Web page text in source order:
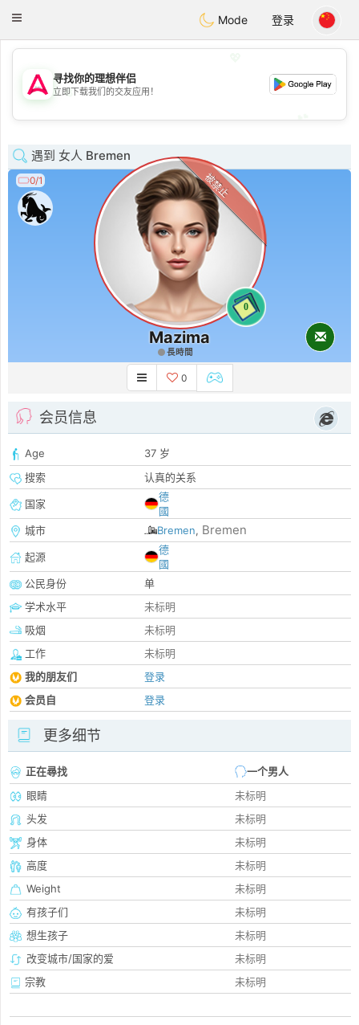
Tantôt
Toggle
Mode 登录
💖
💕
寻找你的理想伴侣
立即下载我们的交友应用！
遇到 女人 Bremen
0/1
0
被禁止
Mazima
長時間
0
会员信息
Age
37 岁
搜索
认真的关系
国家
德
國
城市
Bremen, Bremen
起源
德
國
公民身份
单
学术水平
未标明
吸烟
未标明
工作
未标明
我的朋友们
登录
会员自
登录
更多细节
正在尋找
一个男人
眼睛
未标明
头发
未标明
身体
未标明
高度
未标明
Weight
未标明
有孩子们
未标明
想生孩子
未标明
改变城市/国家的爱
未标明
宗教
未标明